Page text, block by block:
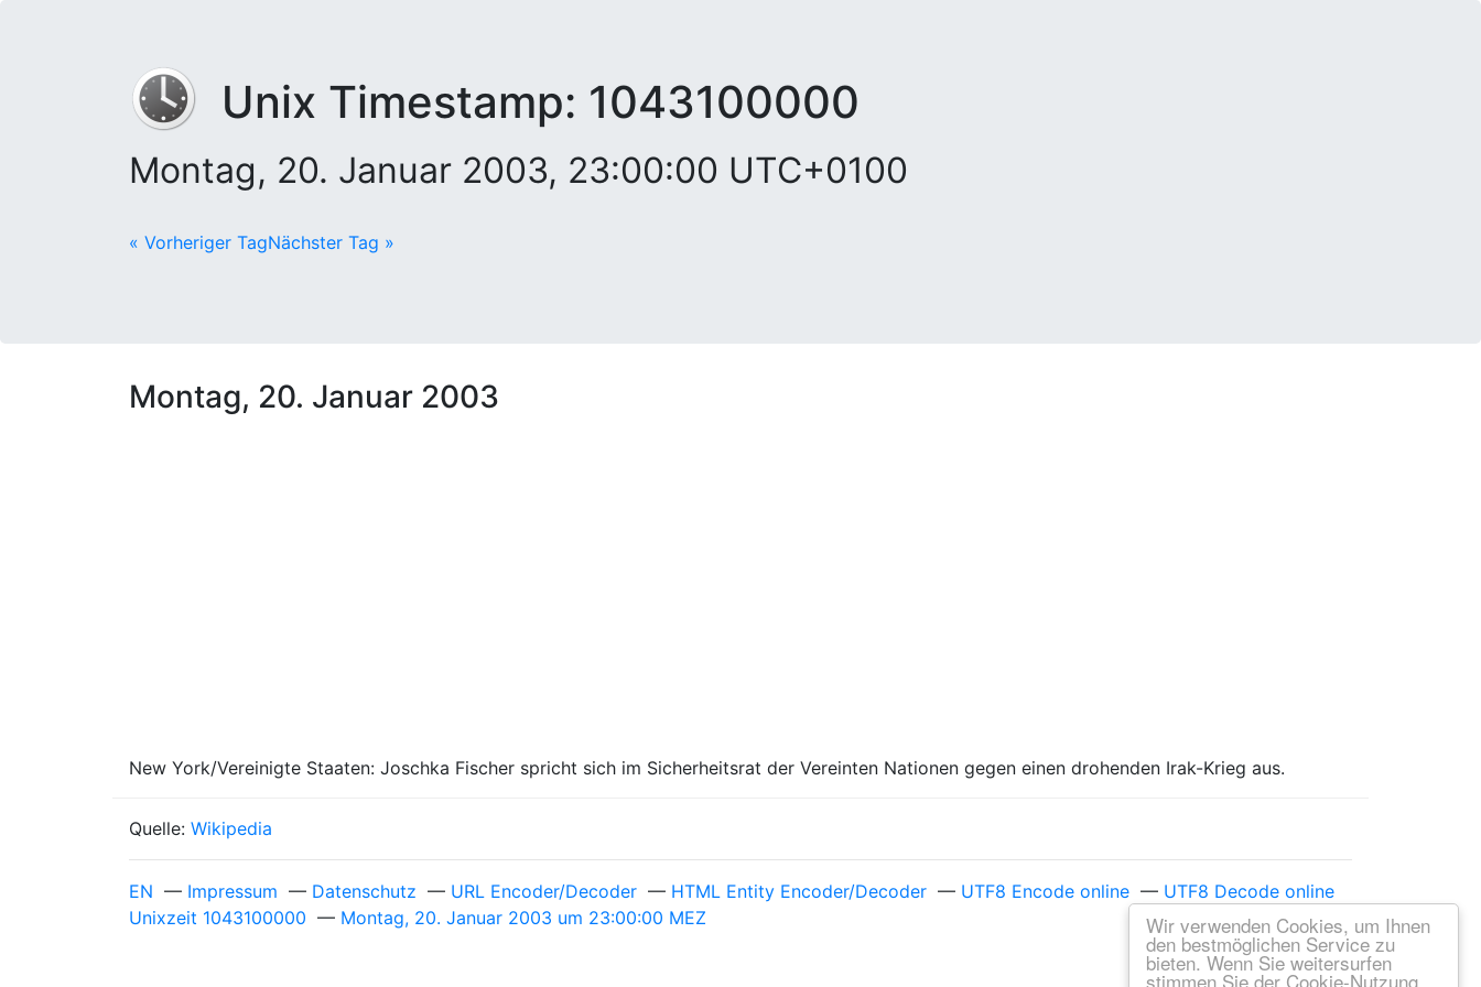
Wir verwenden Cookies, um Ihnen
den bestmöglichen Service zu
bieten. Wenn Sie weitersurfen
stimmen Sie der Cookie-Nutzung
Unix Timestamp: 1043100000
Montag, 20. Januar 2003, 23:00:00 UTC+0100
« Vorheriger TagNächster Tag »
Montag, 20. Januar 2003
New York/Vereinigte Staaten: Joschka Fischer spricht sich im Sicherheitsrat der Vereinten Nationen gegen einen drohenden Irak-Krieg aus.
Quelle: Wikipedia
EN — Impressum — Datenschutz — URL Encoder/Decoder — HTML Entity Encoder/Decoder — UTF8 Encode online — UTF8 Decode online
Unixzeit 1043100000 — Montag, 20. Januar 2003 um 23:00:00 MEZ